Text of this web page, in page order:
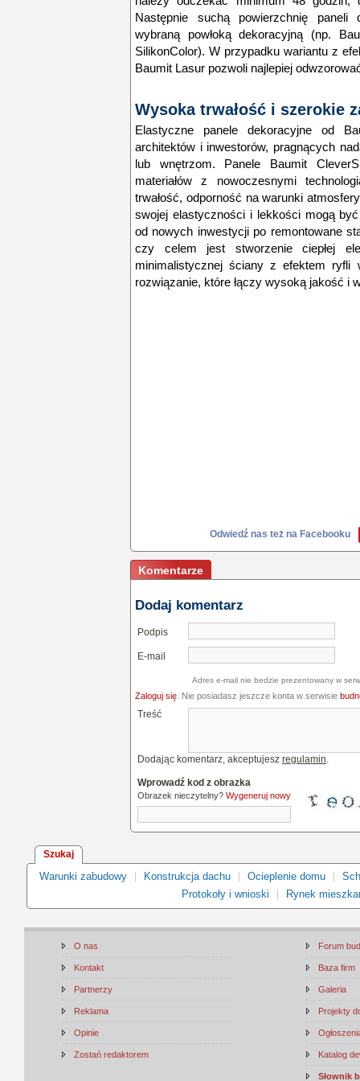
Następnie suchą powierzchnię paneli
wybraną powłoką dekoracyjną (np.
SilikonColor). W przypadku wariantu z
Baumit Lasur pozwoli najlepiej
Wysoka trwałość i szerokie
Elastyczne panele dekoracyjne od
architektów i inwestorów, pragnących
lub wnętrzom. Panele Baumit
materiałów z nowoczesnymi
trwałość, odporność na warunki
swojej elastyczności i lekkości mogą
od nowych inwestycji po remontowane
czy celem jest stworzenie ciepłej
minimalistycznej ściany z efektem ryfli
rozwiązanie, które łączy wysoką jakość i
Odwiedź nas też na Facebooku
Komentarze
Dodaj komentarz
Podpis
E-mail
Adres e-mail nie bedzie prezentowany w
Zaloguj się . Nie posiadasz jeszcze konta w serwisie
Treść
Dodając komentarz, akceptujesz regulamin.
Wprowadź kod z obrazka
Obrazek nieczytelny? Wygeneruj nowy
Szukaj
Warunki zabudowy Konstrukcja dachu Ocieplenie domu
Protokoły i wnioski
Rynek
O nas
Kontakt
Partnerzy
Reklama
Opinie
Zostań redaktorem
Forum
Baza firm
Galeria
Projekty
Katalog
Słownik